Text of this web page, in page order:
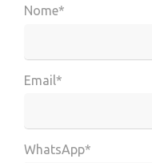
Nome*
Email*
WhatsApp*